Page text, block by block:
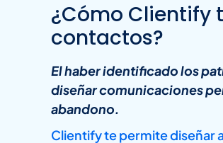
¿Cómo Clientify
contactos?
El haber identificado los
diseñar comunicaciones
abandono.
Clientify te permite diseñar